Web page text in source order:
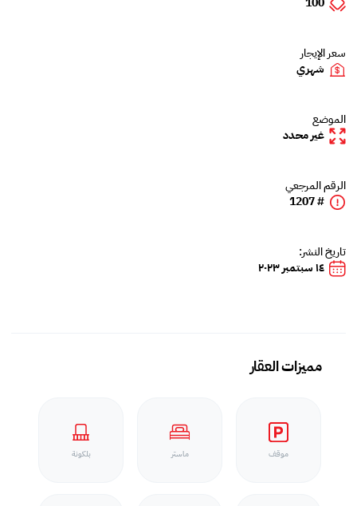
سعر الإيجار
شهري
الموضع
غير محدد
الرقم المرجعي
# 1207
تاريخ النشر:
١٤ سبتمبر ٢٠٢٣
مميزات العقار
موقف ماستر بلكونة